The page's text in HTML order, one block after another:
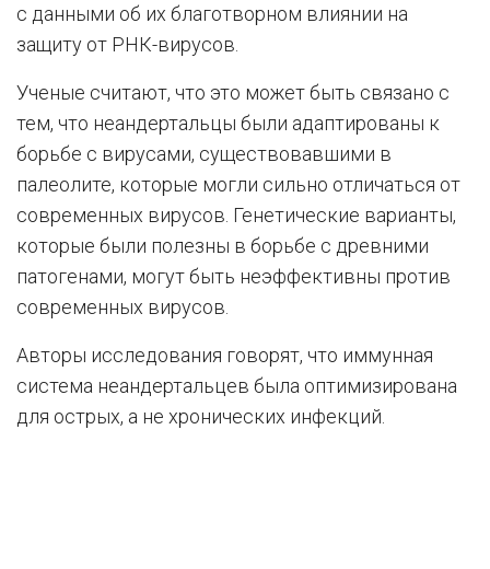
с данными об их благотворном влиянии на
защиту от РНК-вирусов.
Ученые считают, что это может быть связано с
тем, что неандертальцы были адаптированы к
борьбе с вирусами, существовавшими в
палеолите, которые могли сильно отличаться от
современных вирусов. Генетические варианты,
которые были полезны в борьбе с древними
патогенами, могут быть неэффективны против
современных вирусов.
Авторы исследования говорят, что иммунная
система неандертальцев была оптимизирована
для острых, а не хронических инфекций.